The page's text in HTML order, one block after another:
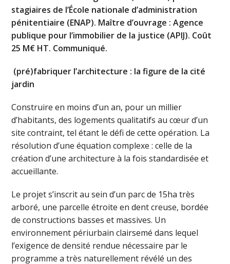
stagiaires de l’École nationale d’administration
pénitentiaire (ENAP). Maître d’ouvrage : Agence
publique pour l’immobilier de la justice (APIJ). Coût
25 M€ HT. Communiqué.
(pré)fabriquer l’architecture : la figure de la cité
jardin
Construire en moins d’un an, pour un millier
d’habitants, des logements qualitatifs au cœur d’un
site contraint, tel étant le défi de cette opération. La
résolution d’une équation complexe : celle de la
création d’une architecture à la fois standardisée et
accueillante.
Le projet s’inscrit au sein d’un parc de 15ha très
arboré, une parcelle étroite en dent creuse, bordée
de constructions basses et massives. Un
environnement périurbain clairsemé dans lequel
l’exigence de densité rendue nécessaire par le
programme a très naturellement révélé un des